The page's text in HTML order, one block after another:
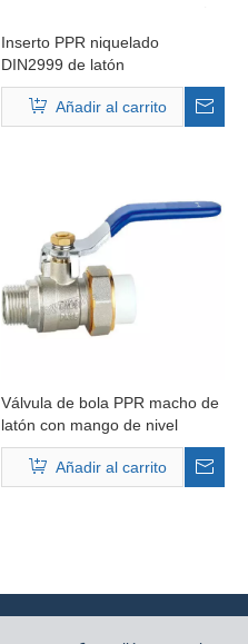
Inserto PPR niquelado
DIN2999 de latón
Añadir al carrito
Válvula de bola PPR macho de
latón con mango de nivel
Añadir al carrito